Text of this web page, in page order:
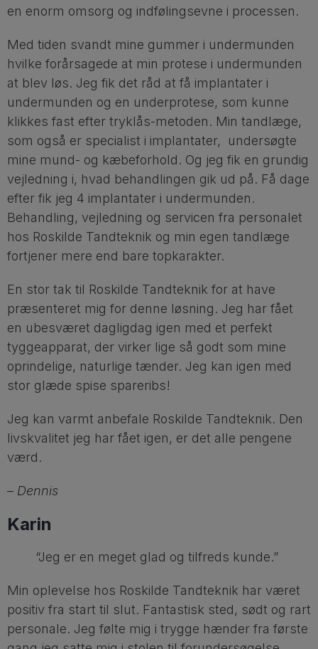
en enorm omsorg og indfølingsevne i processen.
Med tiden svandt mine gummer i undermunden
hvilke forårsagede at min protese i undermunden
at blev løs. Jeg fik det råd at få implantater i
undermunden og en underprotese, som kunne
klikkes fast efter tryklås-metoden. Min tandlæge,
som også er specialist i implantater, undersøgte
mine mund- og kæbeforhold. Og jeg fik en grundig
vejledning i, hvad behandlingen gik ud på. Få dage
efter fik jeg 4 implantater i undermunden.
Behandling, vejledning og servicen fra personalet
hos Roskilde Tandteknik og min egen tandlæge
fortjener mere end bare topkarakter.
En stor tak til Roskilde Tandteknik for at have
præsenteret mig for denne løsning. Jeg har fået
en ubesværet dagligdag igen med et perfekt
tyggeapparat, der virker lige så godt som mine
oprindelige, naturlige tænder. Jeg kan igen med
stor glæde spise spareribs!
Jeg kan varmt anbefale Roskilde Tandteknik. Den
livskvalitet jeg har fået igen, er det alle pengene
værd.
– Dennis
Karin
“Jeg er en meget glad og tilfreds kunde.”
Min oplevelse hos Roskilde Tandteknik har været
positiv fra start til slut. Fantastisk sted, sødt og rart
personale. Jeg følte mig i trygge hænder fra første